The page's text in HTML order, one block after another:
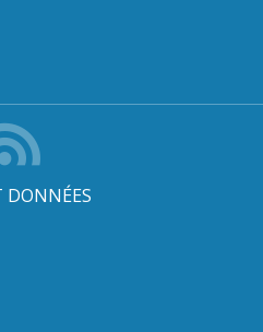
DONNÉES